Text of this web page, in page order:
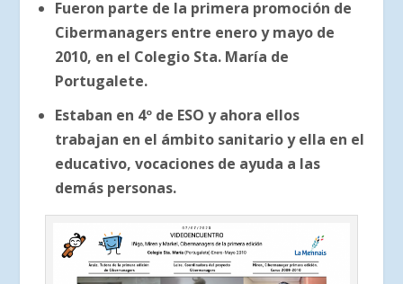
Fueron parte de la primera promoción de
Cibermanagers entre enero y mayo de
2010, en el Colegio Sta. María de
Portugalete.
Estaban en 4º de ESO y ahora ellos
trabajan en el ámbito sanitario y ella en el
educativo, vocaciones de ayuda a las
demás personas.